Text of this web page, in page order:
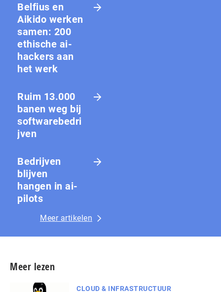
Belfius en
Aikido werken
samen: 200
ethische ai-
hackers aan
het werk
Ruim 13.000
banen weg bij
softwarebedri
jven
Bedrijven
blijven
hangen in ai-
pilots
Meer artikelen
Meer lezen
CLOUD & INFRASTRUCTUUR